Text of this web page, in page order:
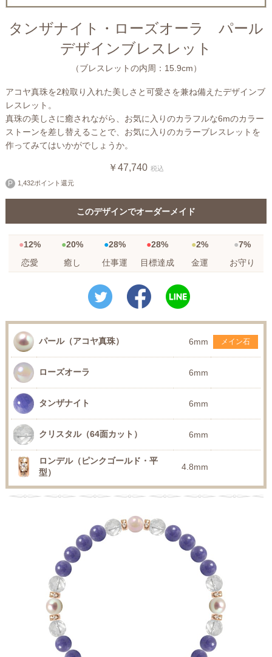
タンザナイト・ローズオーラ パール
デザインブレスレット
（ブレスレットの内周：15.9cm）
アコヤ真珠を2粒取り入れた美しさと可愛さを兼ね備えたデザインブ
レスレット。
真珠の美しさに癒されながら、お気に入りのカラフルな6mのカラー
ストーンを差し替えることで、お気に入りのカラーブレスレットを
作ってみてはいかがでしょうか。
￥47,740 税込
1,432ポイント還元
このデザインでオーダーメイド
12% 20% 28% 28% 2%
7%
恋愛
癒し 仕事運 目標達成 金運 お守り
パール（アコヤ真珠） 6mm メイン石
ローズオーラ 6mm
タンザナイト 6mm
クリスタル（64面カット） 6mm
ロンデル（ピンクゴールド・平
型）
4.8mm